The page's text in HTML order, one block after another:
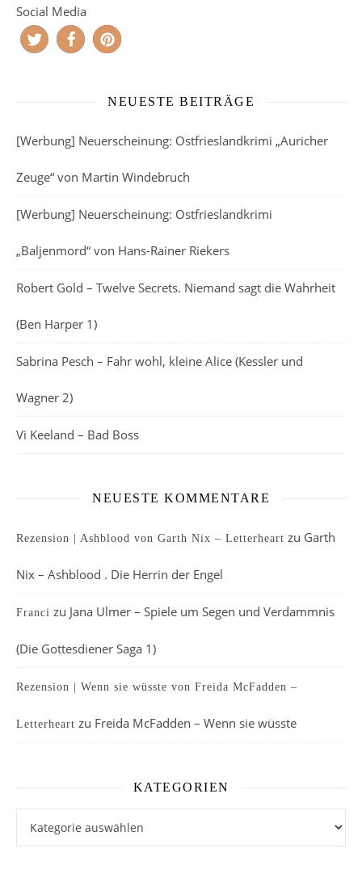
Social Media
NEUESTE BEITRÄGE
[Werbung] Neuerscheinung: Ostfrieslandkrimi „Auricher
Zeuge“ von Martin Windebruch
[Werbung] Neuerscheinung: Ostfrieslandkrimi
„Baljenmord“ von Hans-Rainer Riekers
Robert Gold – Twelve Secrets. Niemand sagt die Wahrheit
(Ben Harper 1)
Sabrina Pesch – Fahr wohl, kleine Alice (Kessler und
Wagner 2)
Vi Keeland – Bad Boss
NEUESTE KOMMENTARE
Rezension | Ashblood von Garth Nix – Letterheart zu Garth
Nix – Ashblood . Die Herrin der Engel
Franci zu Jana Ulmer – Spiele um Segen und Verdammnis
(Die Gottesdiener Saga 1)
Rezension | Wenn sie wüsste von Freida McFadden –
Letterheart zu Freida McFadden – Wenn sie wüsste
KATEGORIEN